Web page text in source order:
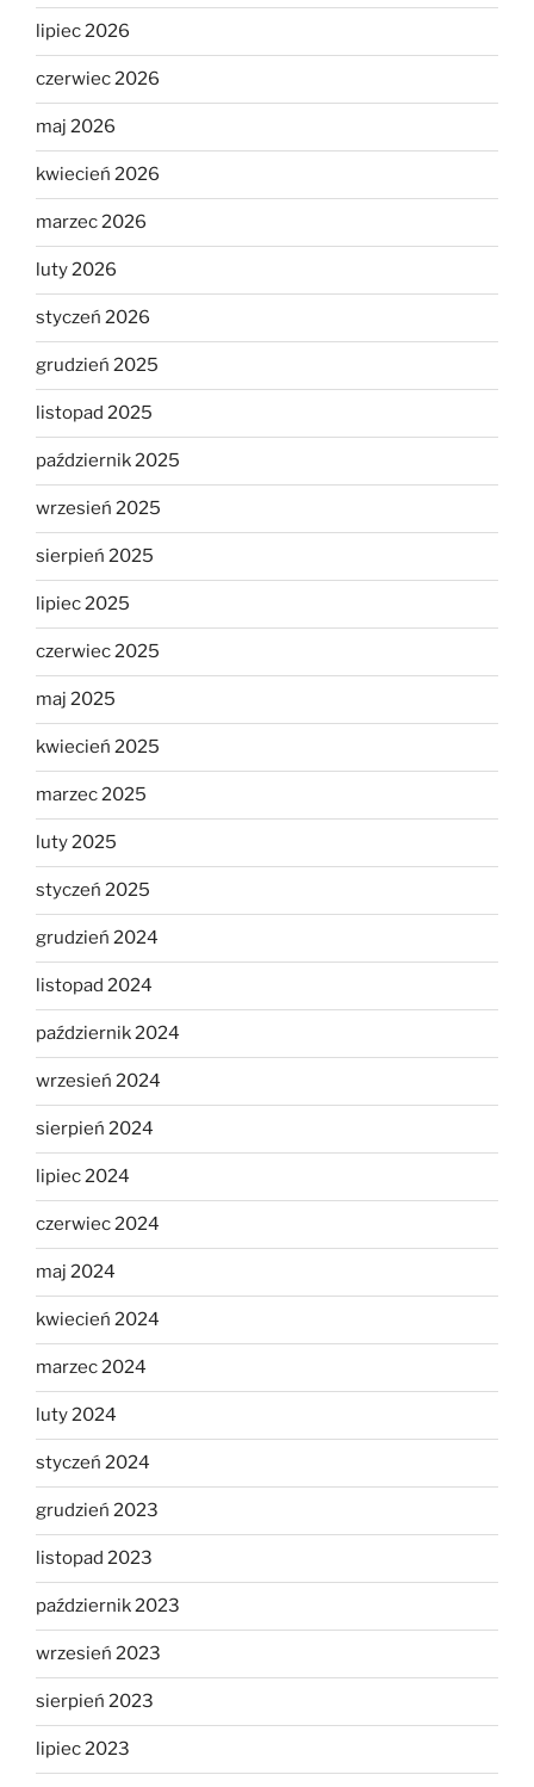
lipiec 2026
czerwiec 2026
maj 2026
kwiecień 2026
marzec 2026
luty 2026
styczeń 2026
grudzień 2025
listopad 2025
październik 2025
wrzesień 2025
sierpień 2025
lipiec 2025
czerwiec 2025
maj 2025
kwiecień 2025
marzec 2025
luty 2025
styczeń 2025
grudzień 2024
listopad 2024
październik 2024
wrzesień 2024
sierpień 2024
lipiec 2024
czerwiec 2024
maj 2024
kwiecień 2024
marzec 2024
luty 2024
styczeń 2024
grudzień 2023
listopad 2023
październik 2023
wrzesień 2023
sierpień 2023
lipiec 2023